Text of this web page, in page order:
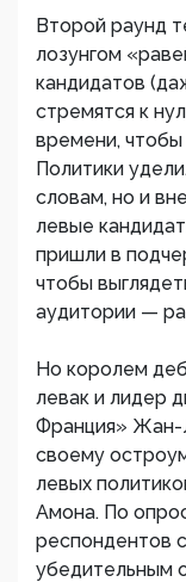
Второй раунд
лозунгом
кандидатов
стремятся к
времени, чтобы
Политики
словам, но и
левые
пришли в
чтобы
аудитории —
Но королем
левак и лидер
Франция» Жан-
своему
левых
Амона. По
респондентов
убедительным